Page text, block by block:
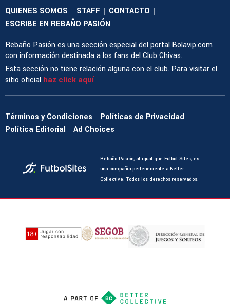
QUIENES SOMOS | STAFF | CONTACTO |
ESCRIBE EN REBAÑO PASIÓN
Rebaño Pasión es una sección especial del portal Bolavip.com
con información destinada a los fans del Club Chivas.
Esta sección no tiene relación alguna con el club. Para visitar el
sitio oficial haz click aquí
Términos y Condiciones
Políticas de Privacidad
Política Editorial
Ad Choices
Rebaño Pasión, al igual que Futbol Sites, es
una compañía perteneciente a Better
Collective. Todos los derechos reservados.